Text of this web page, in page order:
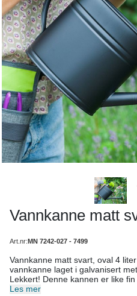
Vannkanne matt
Art.nr:MN 7242-027 - 7499
Vannkanne matt svart, oval 4 liter En sjarmerende og stilig
vannkanne laget i galvanisert
Lekkert! Denne kannen er like
eller i hagen. Mål: Antall liter: 4 Bredde: 15 cm Høyde: 19,5 cm
Les mer